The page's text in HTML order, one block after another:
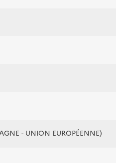
- UNION EUROPÉENNE)